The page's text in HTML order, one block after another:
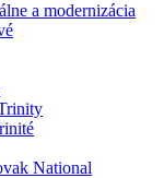
a modernizácia
National